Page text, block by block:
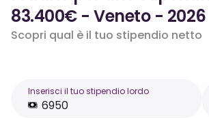
83.400€ - Veneto - 2026
Scopri qual è il tuo stipendio netto
Inserisci il tuo stipendio lordo